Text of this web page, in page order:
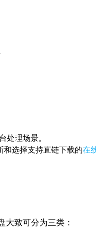
处理场景。
和选择支持直链下载的在
大致可分为三类：